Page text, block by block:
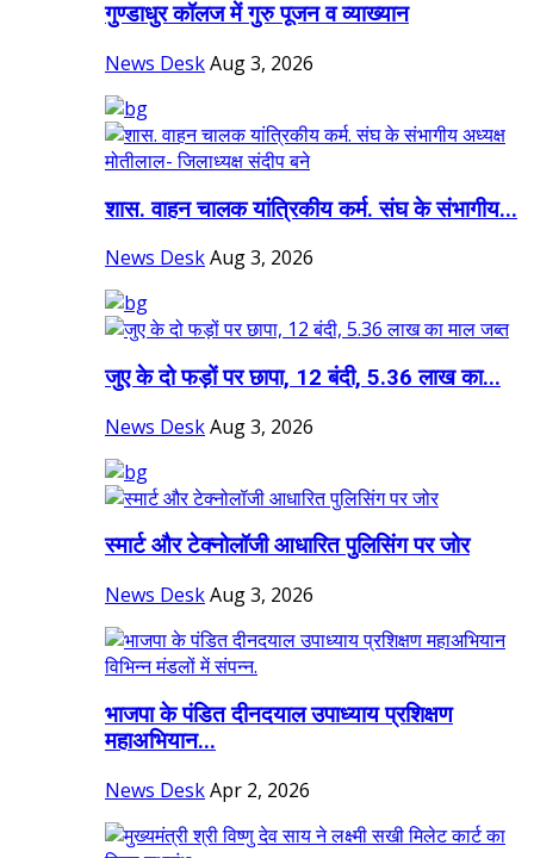
गुण्डाधुर कॉलज में गुरु पूजन व व्याख्यान
News DeskAug 3, 2026
शास. वाहन चालक यांत्रिकीय कर्म. संघ के संभागीय...
News DeskAug 3, 2026
जुए के दो फड़ों पर छापा, 12 बंदी, 5.36 लाख का...
News DeskAug 3, 2026
स्मार्ट और टेक्नोलॉजी आधारित पुलिसिंग पर जोर
News DeskAug 3, 2026
भाजपा के पंडित दीनदयाल उपाध्याय प्रशिक्षण
महाअभियान...
News DeskApr 2, 2026